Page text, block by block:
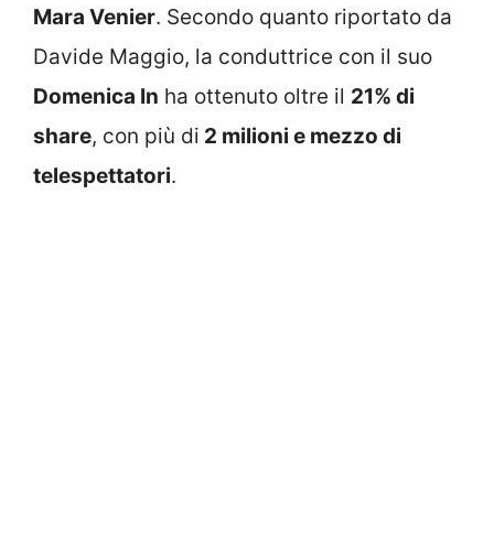
Mara Venier. Secondo quanto riportato da
Davide Maggio, la conduttrice con il suo
Domenica In ha ottenuto oltre il 21% di
share, con più di 2 milioni e mezzo di
telespettatori.